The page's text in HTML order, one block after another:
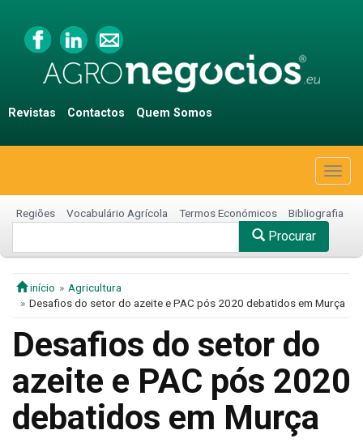
Revistas Contactos Quem Somos
Regiões Vocabulário Agrícola Termos Económicos Bibliografia
Procurar
início
Agricultura
Desafios do setor do azeite e PAC pós 2020 debatidos em Murça
Desafios do setor do
azeite e PAC pós 2020
debatidos em Murça